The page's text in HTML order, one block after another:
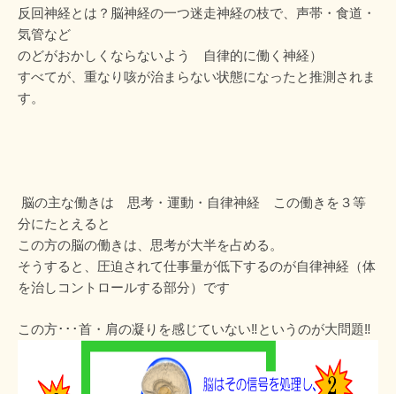
反回神経とは？脳神経の一つ迷走神経の枝で、声帯・食道・
気管など
のどがおかしくならないよう 自律的に働く神経）
すべてが、重なり咳が治まらない状態になったと推測されま
す。
脳の主な働きは 思考・運動・自律神経 この働きを３等
分にたとえると
この方の脳の働きは、思考が大半を占める。
そうすると、圧迫されて仕事量が低下するのが自律神経（体
を治しコントロールする部分）です
この方･･･首・肩の凝りを感じていない‼というのが大問題‼